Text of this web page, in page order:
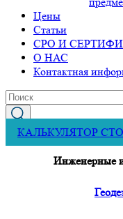
Цены
Статьи
СРО И
О НАС
Контактная
КАЛЬКУЛЯТОР
Инженерные